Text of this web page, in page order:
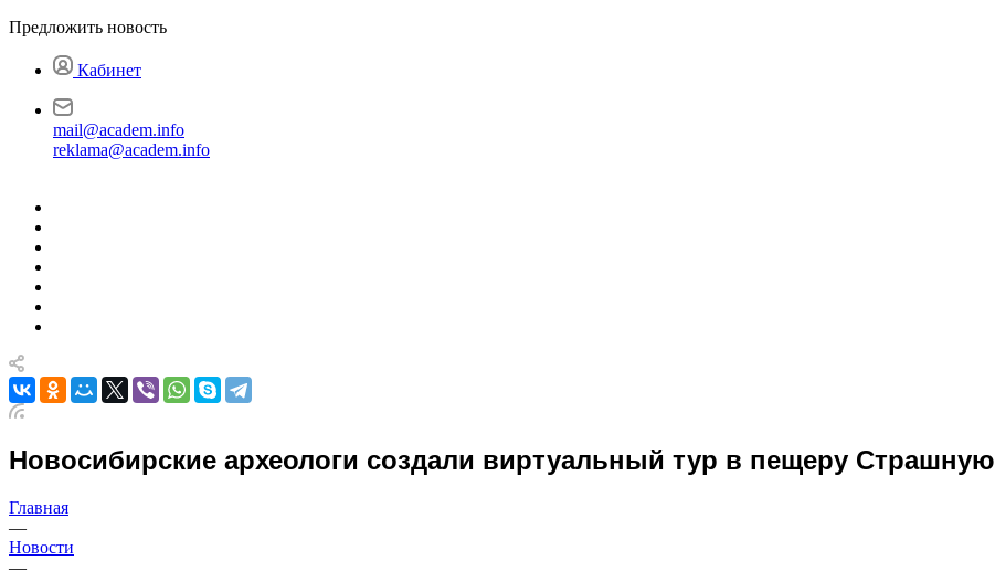
Предложить новость
Кабинет
mail@academ.info
reklama@academ.info
Новосибирские археологи создали виртуальный тур в пещеру Страшную
Главная
—
Новости
—